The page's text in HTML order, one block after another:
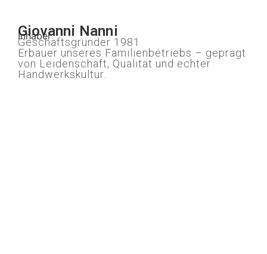
Giovanni Nanni
Inhaber
Geschäftsgründer 1981
Erbauer unseres Familienbetriebs – geprägt
von Leidenschaft, Qualität und echter
Handwerkskultur.